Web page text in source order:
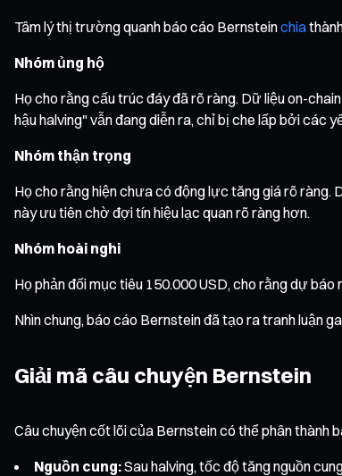
Tâm lý thị trường quanh báo cáo Bernsteinchia
Nhóm ủng hộ
Họ cho rằng cấu trúc đáy đã rõ ràng. Dữ liệu on-
hậu halving" vẫn đang diễn ra, chỉ bị che lấp bởi các
Nhóm thận trọng
Họ cho rằng hiện chưa có động lực tăng giá rõ ràng.
này ưu tiên chờ đợi tín hiệu lạc quan rõ ràng hơn.
Nhóm hoài nghi
Họ phản đối mục tiêu 150.000 USD, cho rằng dự
Nhìn chung, báo cáo Bernstein đã tạo ra tranh luận
Giải mã câu chuyện Bernstein
Câu chuyện cốt lõi của Bernstein có thể phân thành
Nguồn cung:Sau halving, tốc độ tăng nguồn